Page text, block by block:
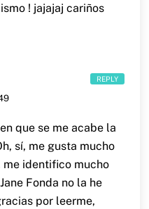
! jajajaj cariños
que se me acabe la
sí, me gusta mucho
me identifico mucho
Fonda no la he
por leerme,
REPLY